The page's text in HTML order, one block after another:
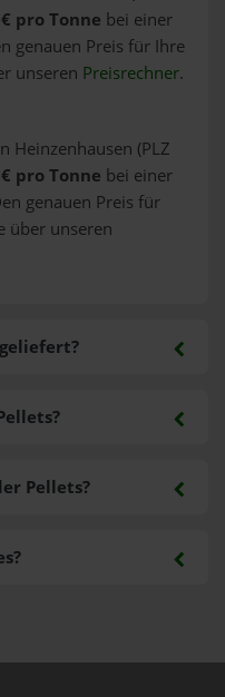
pro Tonne bei einer
genauen Preis für Ihre
unseren Preisrechner.
Heinzenhausen (PLZ
pro Tonne bei einer
genauen Preis für
über unseren
Pellets?